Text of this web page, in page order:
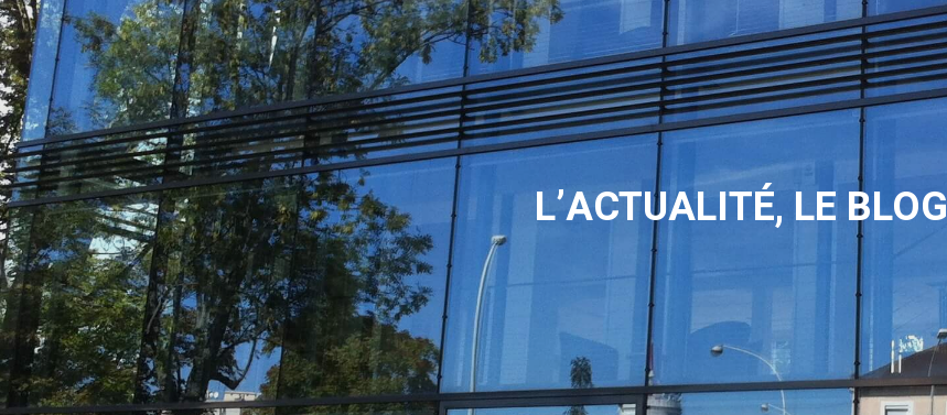
L’ACTUALITÉ, LE BLOG